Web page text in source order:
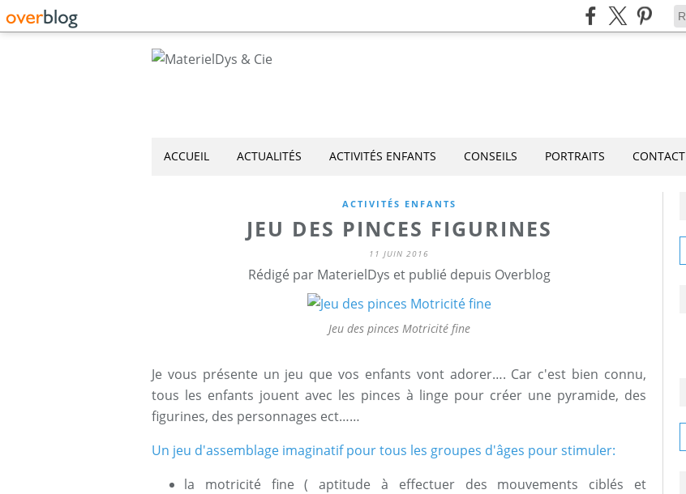
ACCUEIL ACTUALITÉS ACTIVITÉS ENFANTS CONSEILS PORTRAITS CONTACT
ACTIVITÉS ENFANTS
JEU DES PINCES FIGURINES
11 JUIN 2016
Rédigé par MaterielDys et publié depuis Overblog
Jeu des pinces Motricité fine
Je vous présente un jeu que vos enfants vont adorer…. Car c'est bien connu,
tous les enfants jouent avec les pinces à linge pour créer une pyramide, des
figurines, des personnages ect……
Un jeu d'assemblage imaginatif pour tous les groupes d'âges pour stimuler:
la motricité fine ( aptitude à effectuer des mouvements ciblés et